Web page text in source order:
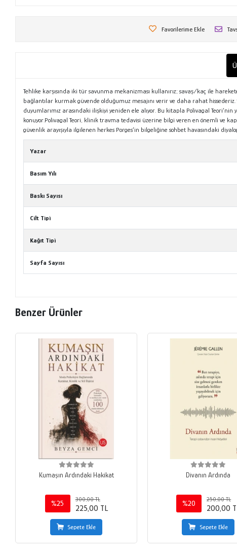
Favorilerime Ekle
Tehlike karşısında iki tür savunma mekanizması kullanırız; savaş/kaç ile
bağlantılar kurmak güvende olduğumuz mesajını verir ve daha rahat
duyumlarımız arasındaki ilişkiyi yeniden ele alıyor. Bu kitapla Polivagal
konuyor.Polivagal Teori, klinik travma tedavisi üzerine bilgi veren en önemli ve
güvenlik arayışıyla ilgilenen herkes Porges’in bilgeliğine sohbet havasındaki
Yazar
Basım Yılı
Baskı Sayısı
Cilt Tipi
Kağıt Tipi
Sayfa Sayısı
Benzer Ürünler
Kumaşın Ardındaki Hakikat
%25
300,00 TL
225,00 TL
Sepete Ekle
Divanın Ardında
%20
250,00 TL
200,00
Sepete Ekle